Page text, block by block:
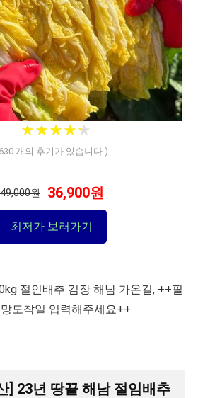
★★★★★
★★★★★
개의 후기가 있습니다.)
49,000원 36,900원
최저가 보러가기
절인배추 김장 해남 가온길, ++필
도착일 입력해주세요++
] 23년 땅끝 해남 절임배추